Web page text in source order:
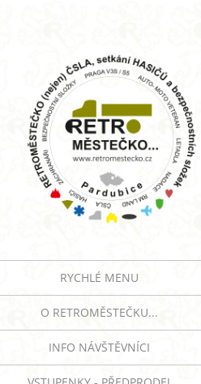
RYCHLÉ MENU
O RETROMĚSTEČKU...
INFO NÁVŠTĚVNÍCI